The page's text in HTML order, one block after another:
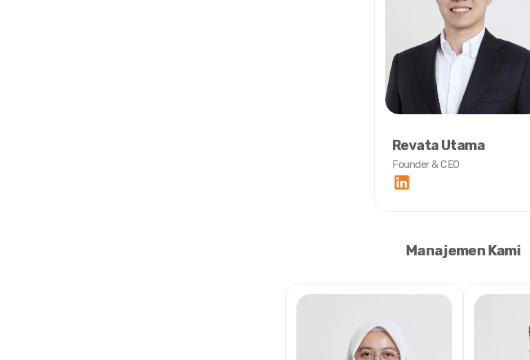
Revata Utama
Founder & CEO
Manajemen Kami